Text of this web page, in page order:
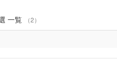
一覧 （2）